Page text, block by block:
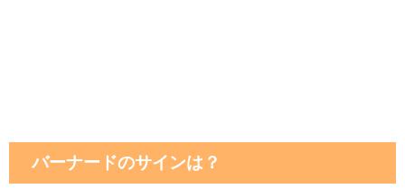
バーナードのサインは？